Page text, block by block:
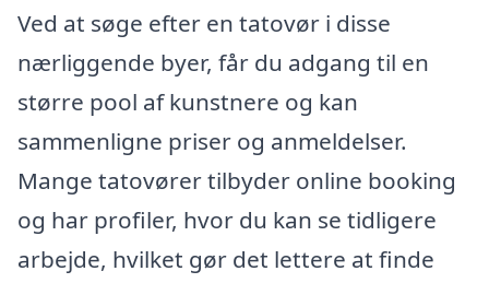
Ved at søge efter en tatovør i disse
nærliggende byer, får du adgang til en
større pool af kunstnere og kan
sammenligne priser og anmeldelser.
Mange tatovører tilbyder online booking
og har profiler, hvor du kan se tidligere
arbejde, hvilket gør det lettere at finde